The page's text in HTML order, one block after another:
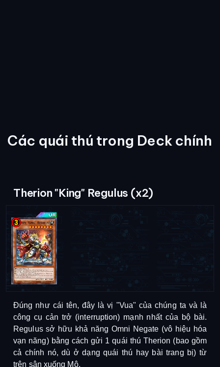
Các quái thú trong Deck chính
Therion "King" Regulus (x2)
Đúng như cái tên, đây là vị "Vua" của chúng ta và là
công cụ cản trở (interruption) mạnh nhất của bộ bài.
Regulus sở hữu khả năng Omni Negate (vô hiệu hóa
vạn năng) bằng cách gửi 1 quái thú Therion (bao gồm
cả chính nó, dù ở dạng quái thú hay bài trang bị) từ
trên sân xuống Mộ.